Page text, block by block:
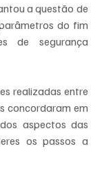
a questão de
do fim
de segurança
realizadas entre
concordaram em
aspectos das
os passos a